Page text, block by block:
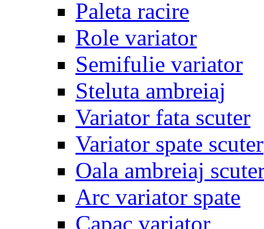
Paleta racire
Role variator
Semifulie variator
Steluta ambreiaj
Variator fata scuter
Variator spate scuter
Oala ambreiaj
Arc variator spate
Capac variator